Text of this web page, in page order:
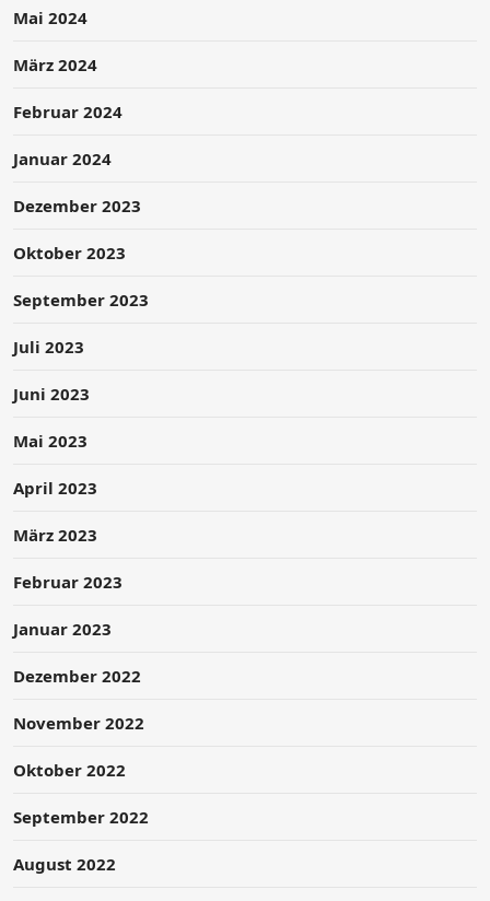
Mai 2024
März 2024
Februar 2024
Januar 2024
Dezember 2023
Oktober 2023
September 2023
Juli 2023
Juni 2023
Mai 2023
April 2023
März 2023
Februar 2023
Januar 2023
Dezember 2022
November 2022
Oktober 2022
September 2022
August 2022